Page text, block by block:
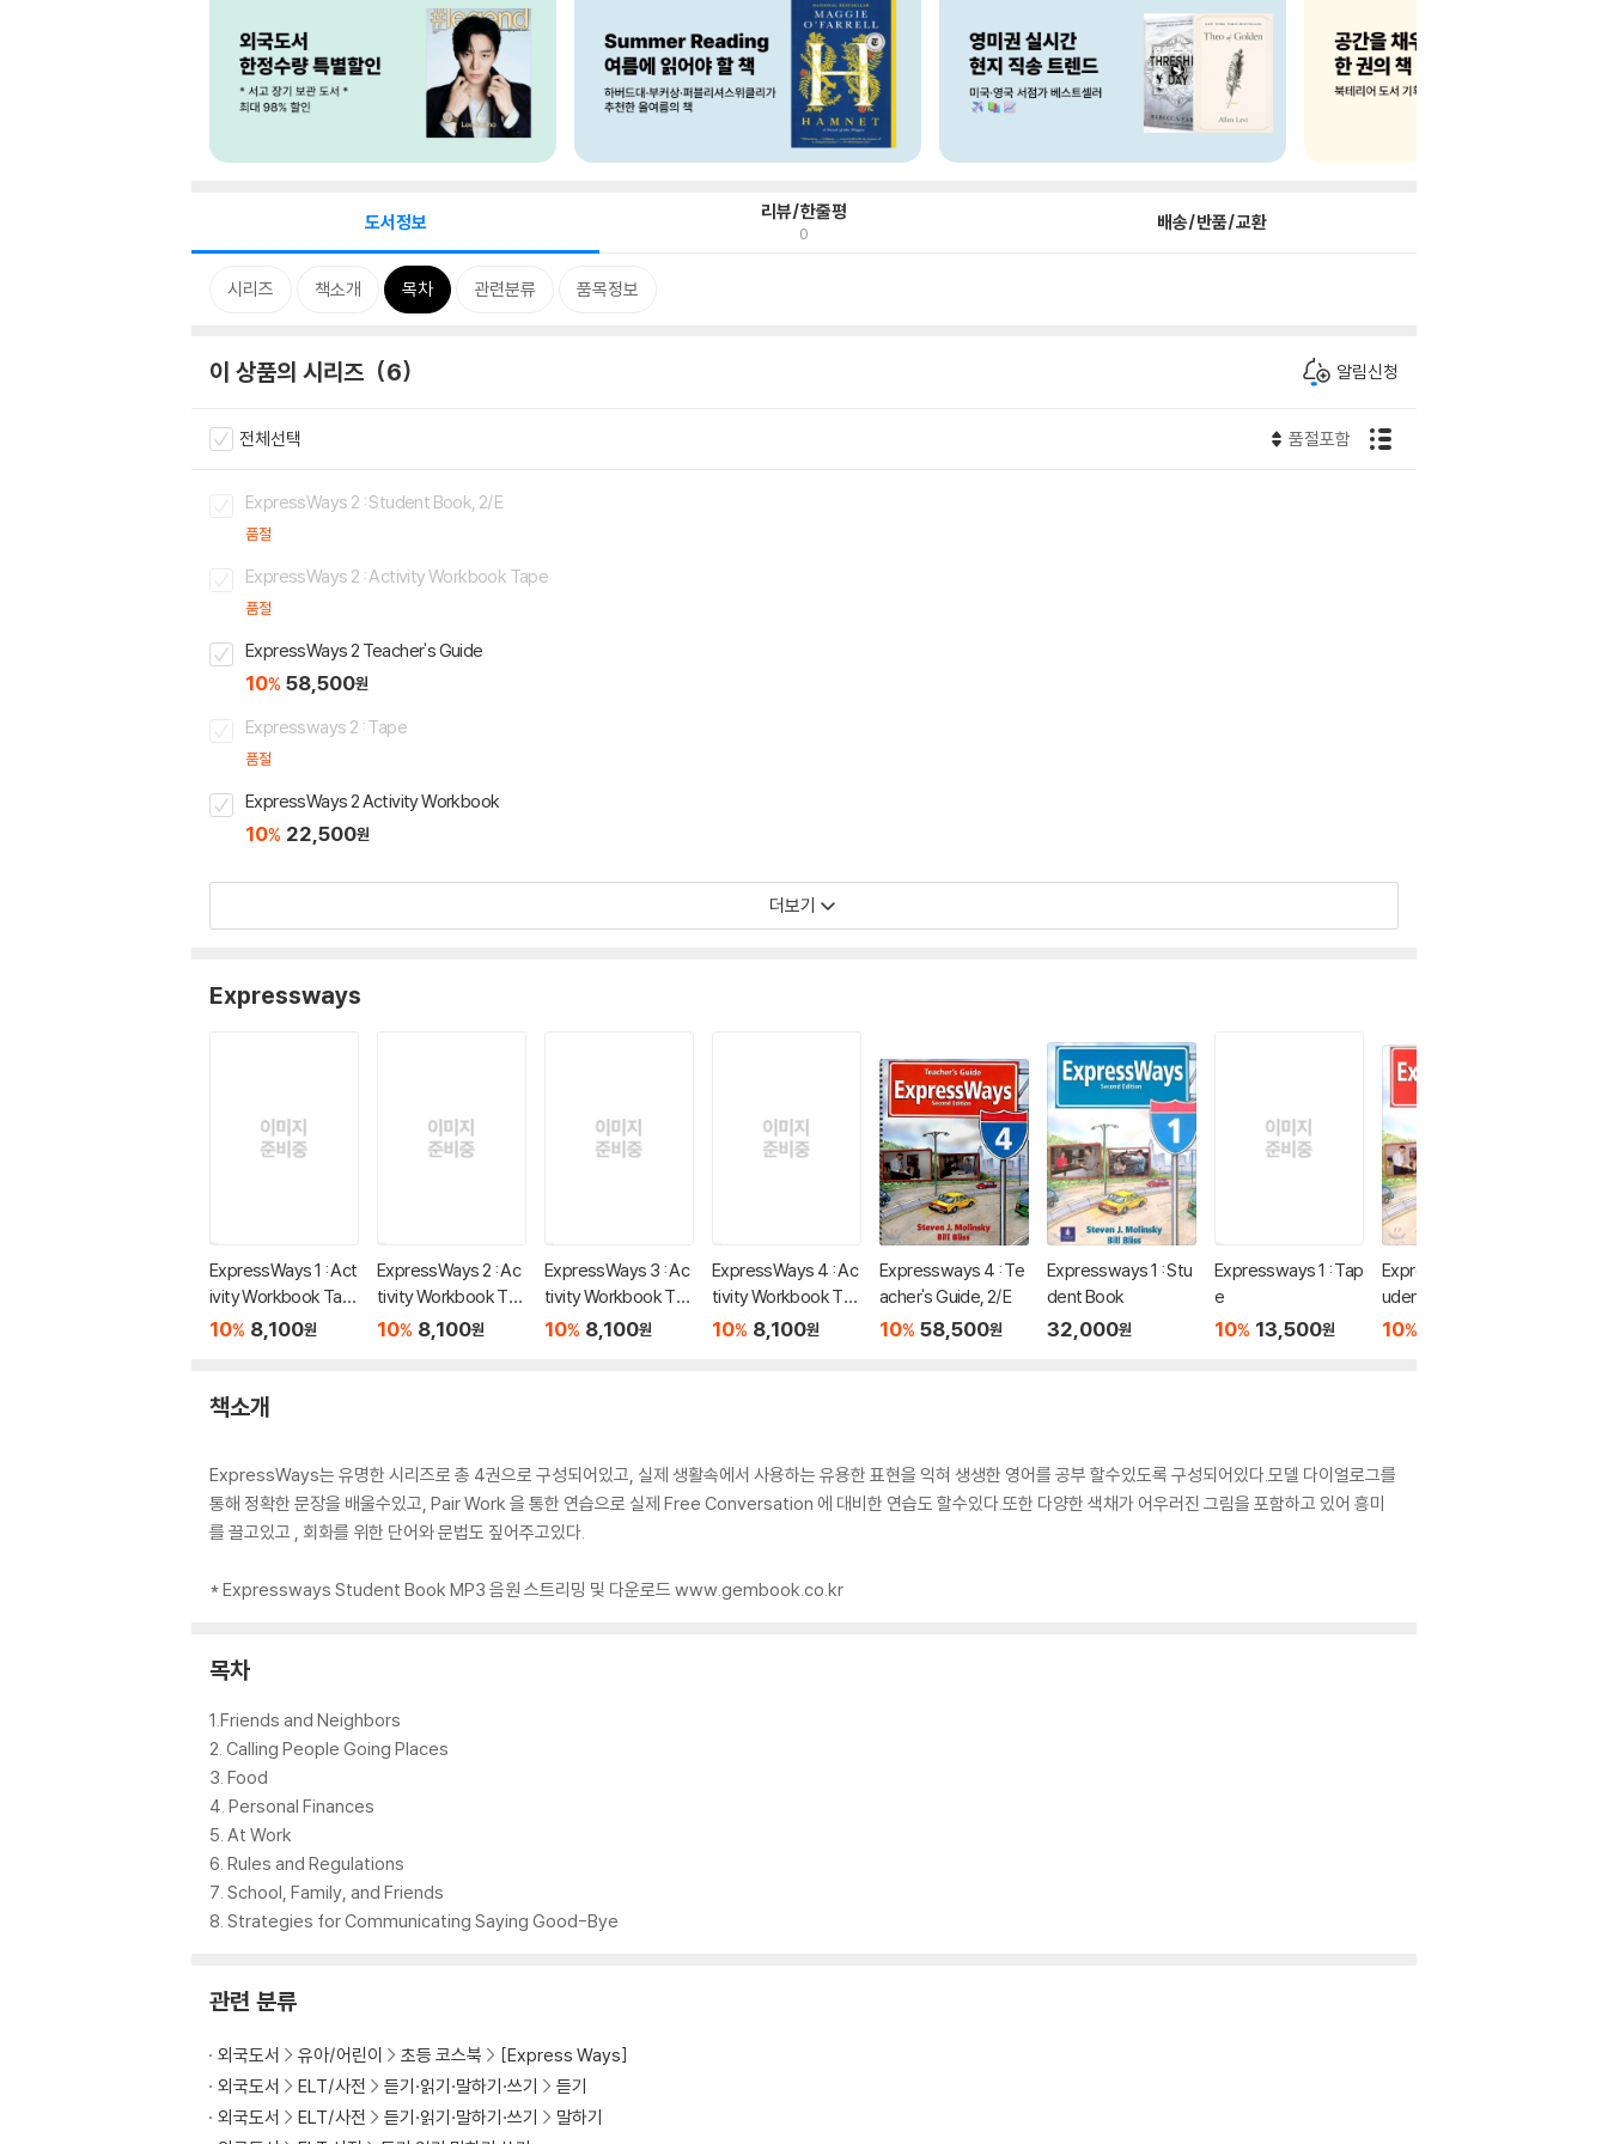
도서정보 리뷰/한줄평
0 배송/반품/교환
시리즈 책소개 목차 관련분류 품목정보
이 상품의 시리즈 6 알림신청
전체선택 품절포함
ExpressWays 2 : Student Book, 2/E
품절
ExpressWays 2 : Activity Workbook Tape
품절
ExpressWays 2 Teacher's Guide
10% 58,500원
Expressways 2 : Tape
품절
ExpressWays 2 Activity Workbook
10% 22,500원
더보기
Expressways
ExpressWays 1 : Act
ivity Workbook Tap
e
10% 8,100원
ExpressWays 2 : Ac
tivity Workbook Tap
e
10% 8,100원
ExpressWays 3 : Ac
tivity Workbook Tap
e
10% 8,100원
ExpressWays 4 : Ac
tivity Workbook Tap
e
10% 8,100원
Expressways 4 : Te
acher's Guide, 2/E
10% 58,500원
Expressways 1 : Stu
dent Book
32,000원
Expressways 1 : Tap
e
10% 13,500원
Expressways 4 : St
udent Book
10%
책소개
ExpressWays는 유명한 시리즈로 총 4권으로 구성되어있고, 실제 생활속에서 사용하는 유용한 표현을 익혀 생생한 영어를 공부 할수있도록 구성되어있다.모델 다이얼로그를
통해 정확한 문장을 배울수있고, Pair Work 을 통한 연습으로 실제 Free Conversation 에 대비한 연습도 할수있다.또한 다양한 색채가 어우러진 그림을 포함하고 있어 흥미
를 끌고있고 , 회화를 위한 단어와 문법도 짚어주고있다.
* Expressways Student Book MP3 음원 스트리밍 및 다운로드 www.gembook.co.kr
목차
1.Friends and Neighbors
2. Calling People Going Places
3. Food
4. Personal Finances
5. At Work
6. Rules and Regulations
7. School, Family, and Friends
8. Strategies for Communicating Saying Good-Bye
관련 분류
외국도서 유아/어린이 초등 코스북
[Express Ways]
외국도서
ELT/사전 듣기·읽기·말하기·쓰기
듣기
외국도서
ELT/사전 듣기·읽기·말하기·쓰기
말하기